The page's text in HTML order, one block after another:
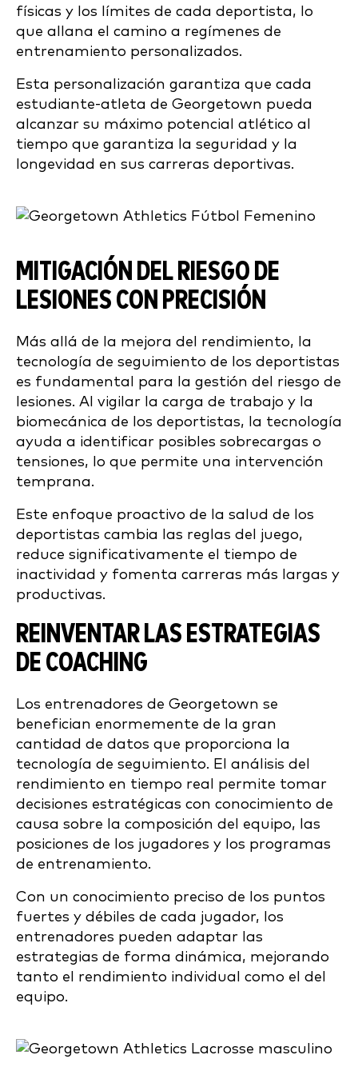
físicas y los límites de cada deportista, lo
que allana el camino a regímenes de
entrenamiento personalizados.
Esta personalización garantiza que cada
estudiante-atleta de Georgetown pueda
alcanzar su máximo potencial atlético al
tiempo que garantiza la seguridad y la
longevidad en sus carreras deportivas.
MITIGACIÓN DEL RIESGO DE
LESIONES CON PRECISIÓN
Más allá de la mejora del rendimiento, la
tecnología de seguimiento de los deportistas
es fundamental para la gestión del riesgo de
lesiones. Al vigilar la carga de trabajo y la
biomecánica de los deportistas, la tecnología
ayuda a identificar posibles sobrecargas o
tensiones, lo que permite una intervención
temprana.
Este enfoque proactivo de la salud de los
deportistas cambia las reglas del juego,
reduce significativamente el tiempo de
inactividad y fomenta carreras más largas y
productivas.
REINVENTAR LAS ESTRATEGIAS
DE COACHING
Los entrenadores de Georgetown se
benefician enormemente de la gran
cantidad de datos que proporciona la
tecnología de seguimiento. El análisis del
rendimiento en tiempo real permite tomar
decisiones estratégicas con conocimiento de
causa sobre la composición del equipo, las
posiciones de los jugadores y los programas
de entrenamiento.
Con un conocimiento preciso de los puntos
fuertes y débiles de cada jugador, los
entrenadores pueden adaptar las
estrategias de forma dinámica, mejorando
tanto el rendimiento individual como el del
equipo.